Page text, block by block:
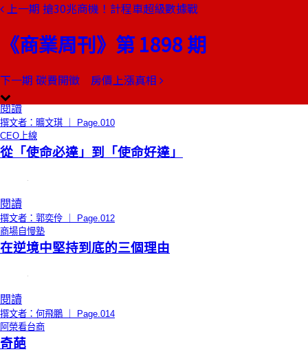
上一期 搶30兆商機！計程車超級數據戰
《商業周刊》第 1898 期
下一期 碳費開徵 房價上漲真相
本期目錄
編者的話
感謝你不一樣！
閱讀
撰文者：曠文琪 ｜ Page.010
CEO上線
從「使命必達」到「使命好達」
閱讀
撰文者：郭奕伶 ｜ Page.012
商場自慢塾
在逆境中堅持到底的三個理由
閱讀
撰文者：何飛鵬 ｜ Page.014
阿榮看台商
奇葩